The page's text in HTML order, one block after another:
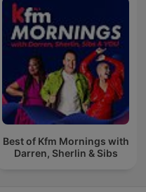
Best of Kfm Mornings with
Darren, Sherlin & Sibs